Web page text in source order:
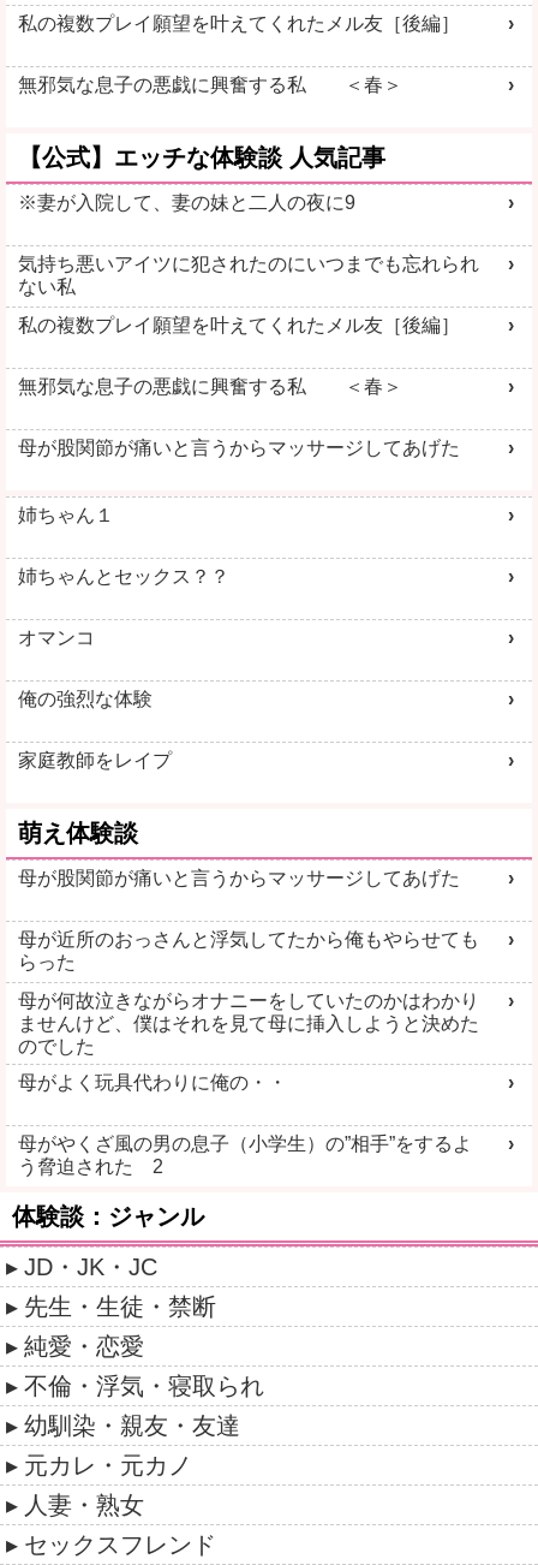
私の複数プレイ願望を叶えてくれたメル友［後編］
無邪気な息子の悪戯に興奮する私 ＜春＞
【公式】エッチな体験談 人気記事
※妻が入院して、妻の妹と二人の夜に9
気持ち悪いアイツに犯されたのにいつまでも忘れられ
ない私
私の複数プレイ願望を叶えてくれたメル友［後編］
無邪気な息子の悪戯に興奮する私 ＜春＞
母が股関節が痛いと言うからマッサージしてあげた
姉ちゃん１
姉ちゃんとセックス？？
オマンコ
俺の強烈な体験
家庭教師をレイプ
萌え体験談
母が股関節が痛いと言うからマッサージしてあげた
母が近所のおっさんと浮気してたから俺もやらせても
らった
母が何故泣きながらオナニーをしていたのかはわかり
ませんけど、僕はそれを見て母に挿入しようと決めた
のでした
母がよく玩具代わりに俺の・・
母がやくざ風の男の息子（小学生）の”相手”をするよ
う脅迫された 2
体験談：ジャンル
JD・JK・JC
先生・生徒・禁断
純愛・恋愛
不倫・浮気・寝取られ
幼馴染・親友・友達
元カレ・元カノ
人妻・熟女
セックスフレンド